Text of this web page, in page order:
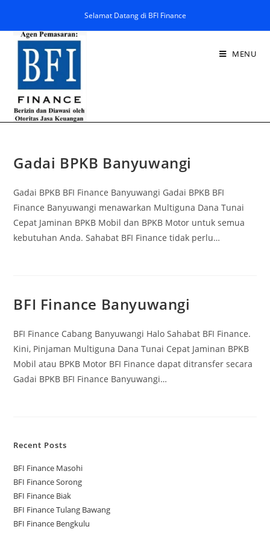
Selamat Datang di BFI Finance
MENU
Gadai BPKB Banyuwangi
Gadai BPKB BFI Finance Banyuwangi Gadai BPKB BFI
Finance Banyuwangi menawarkan Multiguna Dana Tunai
Cepat Jaminan BPKB Mobil dan BPKB Motor untuk semua
kebutuhan Anda. Sahabat BFI Finance tidak perlu…
BFI Finance Banyuwangi
BFI Finance Cabang Banyuwangi Halo Sahabat BFI Finance.
Kini, Pinjaman Multiguna Dana Tunai Cepat Jaminan BPKB
Mobil atau BPKB Motor BFI Finance dapat ditransfer secara
Gadai BPKB BFI Finance Banyuwangi…
Recent Posts
BFI Finance Masohi
BFI Finance Sorong
BFI Finance Biak
BFI Finance Tulang Bawang
BFI Finance Bengkulu